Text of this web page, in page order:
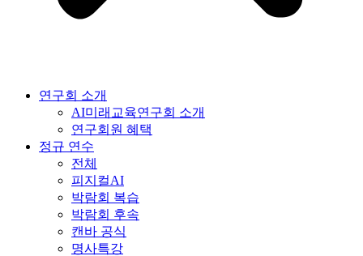
연구회 소개
AI미래교육연구회 소개
연구회원 혜택
정규 연수
전체
피지컬AI
박람회 복습
박람회 후속
캔바 공식
명사특강